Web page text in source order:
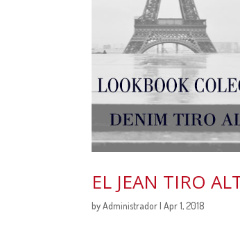
EL JEAN TIRO
byAdministrador| Apr 1, 2018